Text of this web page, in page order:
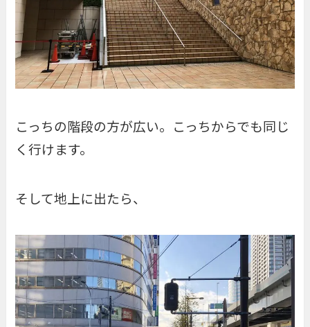
こっちの階段の方が広い。こっちからでも同じ
く行けます。
そして地上に出たら、